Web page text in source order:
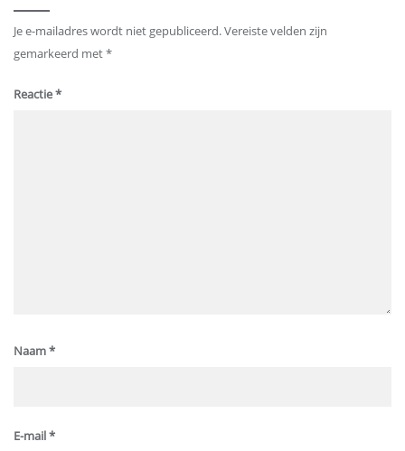
Je e-mailadres wordt niet gepubliceerd.Vereiste velden zijn
gemarkeerd met*
Reactie*
Naam*
E-mail*